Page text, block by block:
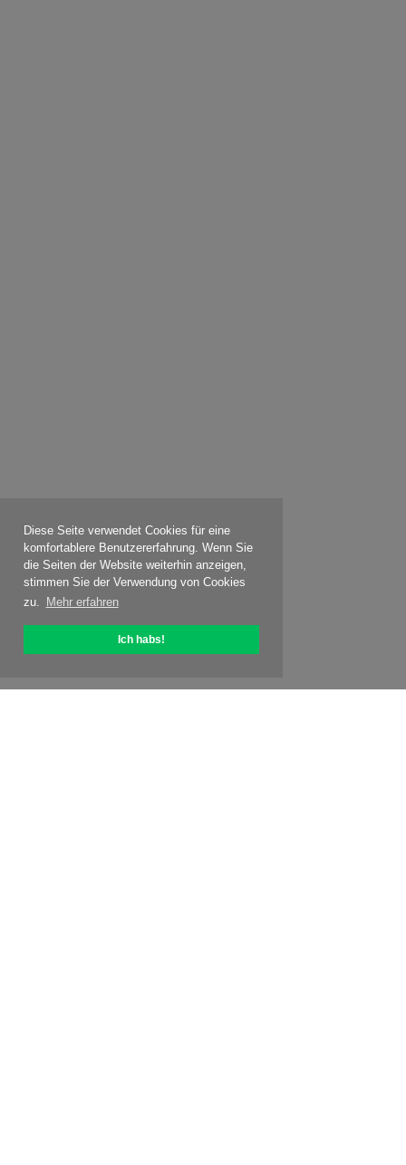
Diese Seite verwendet Cookies für eine
komfortablere Benutzererfahrung. Wenn Sie
die Seiten der Website weiterhin anzeigen,
stimmen Sie der Verwendung von Cookies
zu.
Mehr erfahren
Ich habs!